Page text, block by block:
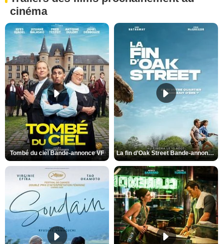
cinéma
Tombé du ciel Bande-annonce VF La fin d’Oak Street Bande-annonce VO STFR